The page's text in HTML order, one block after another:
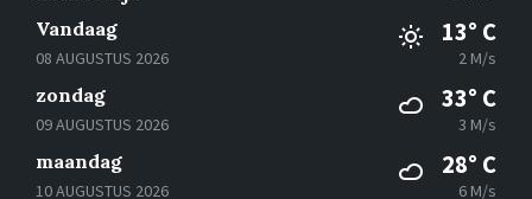
Vandaag
08 AUGUSTUS 2026
13° C
2 M/s
zondag
09 AUGUSTUS 2026
33° C
3 M/s
maandag
10 AUGUSTUS 2026
28° C
6 M/s